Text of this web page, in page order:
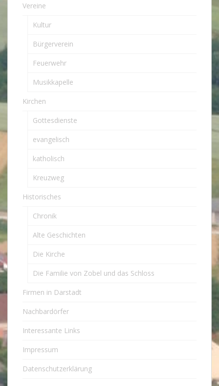
Vereine
Kultur
Bürgerverein
Feuerwehr
Musikkapelle
Kirchen
Gottesdienste
evangelisch
katholisch
Kreuzweg
Historisches
Chronik
Alte Geschichten
Die Kirche
Die Familie von Zobel und das Schloss
Firmen in Darstadt
Nachbardörfer
Interessante Links
Impressum
Datenschutzerklärung